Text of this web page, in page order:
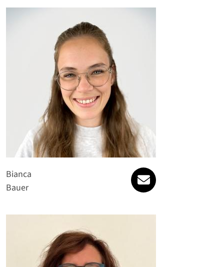
Bianca
Bauer